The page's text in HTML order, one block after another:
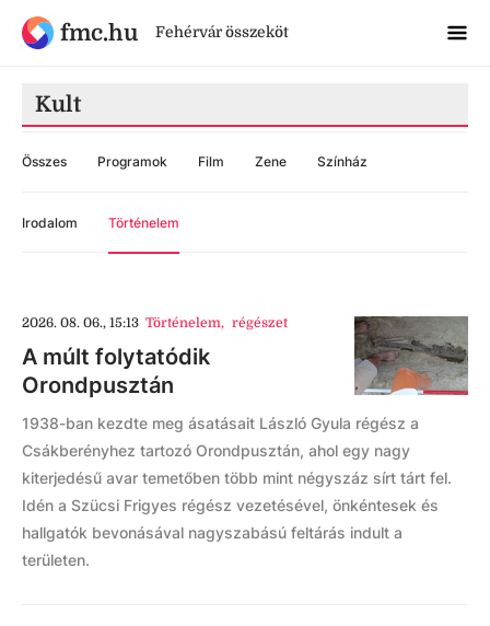
fmc.hu Fehérvár összeköt
Kult
Összes Programok Film Zene Színház
Irodalom Történelem
2026. 08. 06., 15:13 Történelem, régészet
A múlt folytatódik
Orondpusztán
1938-ban kezdte meg ásatásait László Gyula régész a
Csákberényhez tartozó Orondpusztán, ahol egy nagy
kiterjedésű avar temetőben több mint négyszáz sírt tárt fel.
Idén a Szücsi Frigyes régész vezetésével, önkéntesek és
hallgatók bevonásával nagyszabású feltárás indult a
területen.